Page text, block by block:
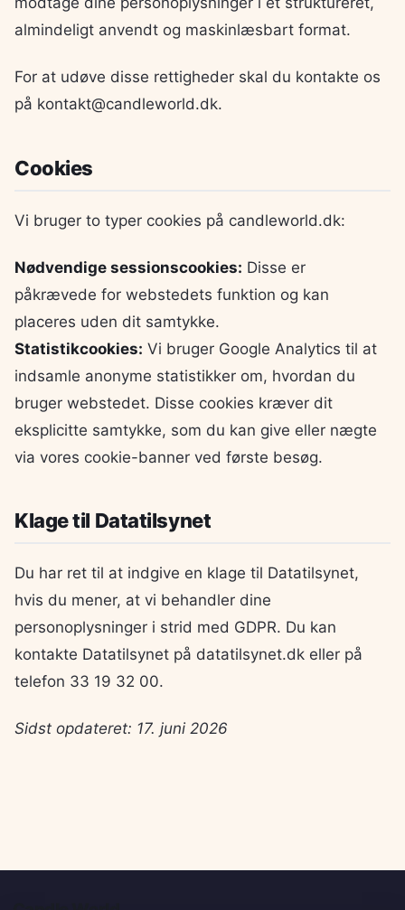
almindeligt anvendt og maskinlæsbart format.
For at udøve disse rettigheder skal du kontakte os
på kontakt@candleworld.dk.
Cookies
Vi bruger to typer cookies på candleworld.dk:
Nødvendige sessionscookies: Disse er
påkrævede for webstedets funktion og kan
placeres uden dit samtykke.
Statistikcookies: Vi bruger Google Analytics til at
indsamle anonyme statistikker om, hvordan du
bruger webstedet. Disse cookies kræver dit
eksplicitte samtykke, som du kan give eller nægte
via vores cookie-banner ved første besøg.
Klage til Datatilsynet
Du har ret til at indgive en klage til Datatilsynet,
hvis du mener, at vi behandler dine
personoplysninger i strid med GDPR. Du kan
kontakte Datatilsynet på datatilsynet.dk eller på
telefon 33 19 32 00.
Sidst opdateret: 17. juni 2026